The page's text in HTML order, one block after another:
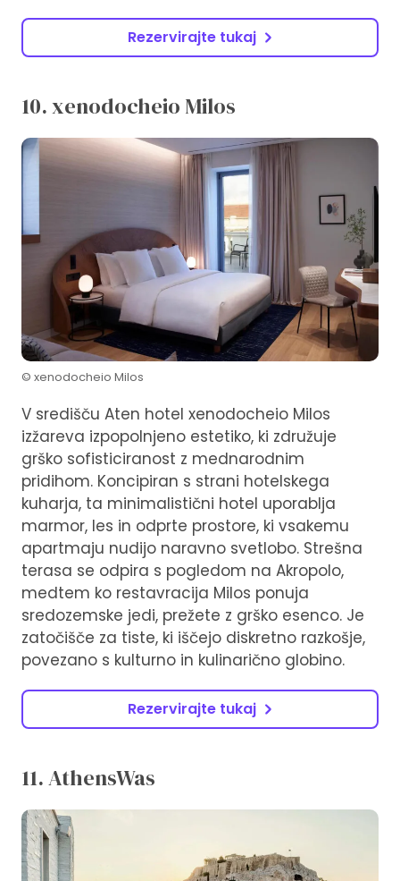
Rezervirajte tukaj
10. xenodocheio Milos
© xenodocheio Milos
V središču Aten hotel xenodocheio Milos
izžareva izpopolnjeno estetiko, ki združuje
grško sofisticiranost z mednarodnim
pridihom. Koncipiran s strani hotelskega
kuharja, ta minimalistični hotel uporablja
marmor, les in odprte prostore, ki vsakemu
apartmaju nudijo naravno svetlobo. Strešna
terasa se odpira s pogledom na Akropolo,
medtem ko restavracija Milos ponuja
sredozemske jedi, prežete z grško esenco. Je
zatočišče za tiste, ki iščejo diskretno razkošje,
povezano s kulturno in kulinarično globino.
Rezervirajte tukaj
11. AthensWas